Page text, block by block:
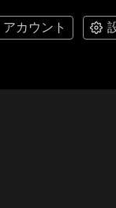
アカウント